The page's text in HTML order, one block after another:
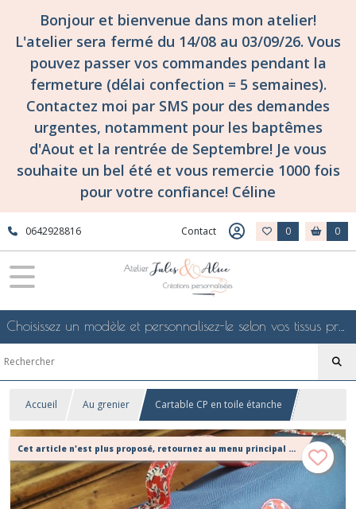
Bonjour et bienvenue dans mon atelier!
L'atelier sera fermé du 14/08 au 03/09/26. Vous
pouvez passer vos commandes pendant la
fermeture (délai confection = 5 semaines).
Contactez moi par SMS pour des demandes
urgentes, notamment pour les baptêmes
d'Aout et la rentrée de Septembre! Je vous
souhaite un bel été et vous remercie 1000 fois
pour votre confiance! Céline
0642928816 Contact 0 0
Choisissez un modèle et personnalisez-le selon vos tissus préférés de mes collections en ligne, je le confectionnerai selon vos souhaits
Accueil Au grenier Cartable CP en toile étanche
Cet article n'est plus proposé, retournez au menu principal ou contactez moi!